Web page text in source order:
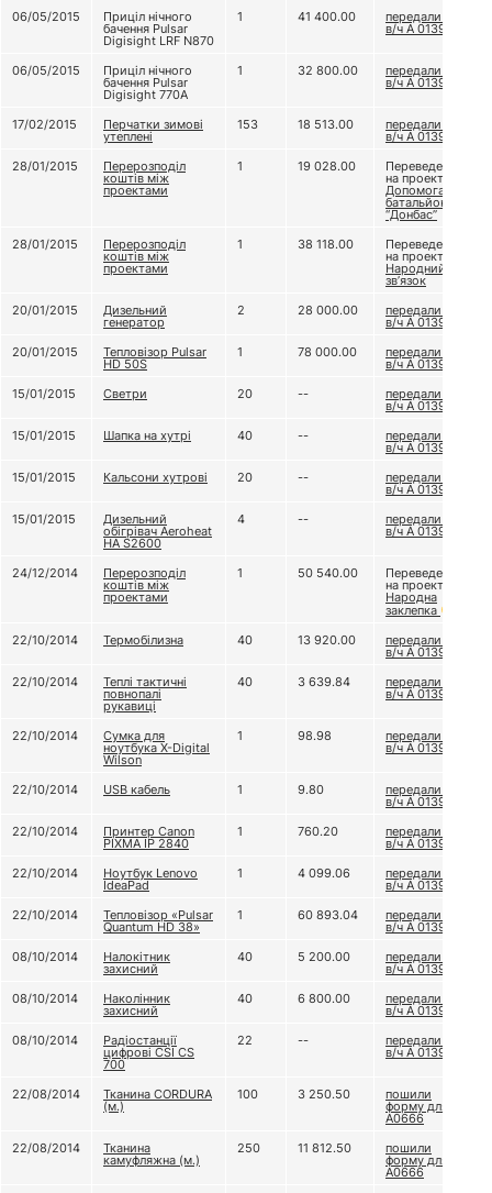
06/05/2015 Приціл нічного
бачення Pulsar
Digisight LRF N870
1 41 400.00 передали до
в/ч А 0139
06/05/2015 Приціл нічного
бачення Pulsar
Digisight 770A
1 32 800.00 передали до
в/ч А 0139
17/02/2015 Перчатки зимові
утеплені
153 18 513.00 передали до
в/ч А 0139
28/01/2015
Перерозподіл
коштів між
проектами
1 19 028.00 Переведено
на проект
Допомога
батальйону
“Донбас”
28/01/2015
Перерозподіл
коштів між
проектами
1 38 118.00 Переведено
на проект
Народний
зв’язок
20/01/2015
Дизельний
генератор
2 28 000.00 передали до
в/ч А 0139
20/01/2015
Тепловізор Pulsar
HD 50S
1 78 000.00 передали до
в/ч А 0139
15/01/2015
Светри 20 -- передали до
в/ч А 0139
15/01/2015
Шапка на хутрі 40 -- передали до
в/ч А 0139
15/01/2015
Кальсони хутрові 20 -- передали до
в/ч А 0139
15/01/2015
Дизельний
обігрівач Aeroheat
HA S2600
4 -- передали до
в/ч А 0139
24/12/2014 Перерозподіл
коштів між
проектами
1 50 540.00 Переведено
на проект
Народна
заклепка
22/10/2014
Термобілизна 40 13 920.00 передали до
в/ч А 0139
22/10/2014
Теплі тактичні
повнопалі
рукавиці
40 3 639.84 передали до
в/ч А 0139
22/10/2014 Сумка для
ноутбука X-Digital
Wilson
1 98.98 передали до
в/ч А 0139
22/10/2014 USB кабель 1 9.80 передали до
в/ч А 0139
22/10/2014
Принтер Canon
PIXMA IP 2840
1 760.20 передали до
в/ч А 0139
22/10/2014
Ноутбук Lenovo
IdeaPad
1 4 099.06 передали до
в/ч А 0139
22/10/2014
Тепловізор «Pulsar
Quantum HD 38»
1 60 893.04 передали до
в/ч А 0139
08/10/2014
Налокітник
захисний
40 5 200.00 передали до
в/ч А 0139
08/10/2014
Наколінник
захисний
40 6 800.00 передали до
в/ч А 0139
08/10/2014
Радіостанції
цифрові CSI CS
700
22 -- передали до
в/ч А 0139
22/08/2014 Тканина CORDURA
(м.)
100 3 250.50 пошили
форму для в/ч
А0666
22/08/2014
Тканина
камуфляжна (м.)
250 11 812.50 пошили
форму для в/ч
А0666